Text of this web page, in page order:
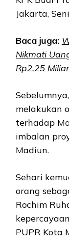
Jakarta,
Baca juga:
Nikmati
Rp2,25 Miliar
melakukan
terhadap
imbalan
Madiun.
Sehari
orang
Rochim
PUPR Kota